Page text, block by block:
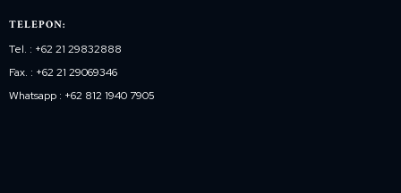
TELEPON:
Tel. : +62 21 29832888
Fax. : +62 21 29069346
Whatsapp : +62 812 1940 7905